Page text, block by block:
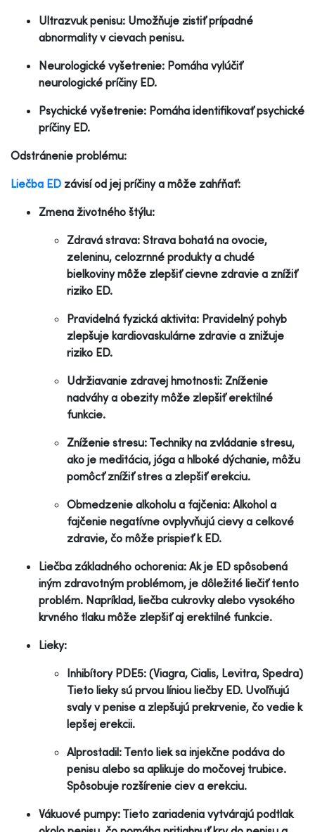
Ultrazvuk penisu: Umožňuje zistiť prípadné
abnormality v cievach penisu.
Neurologické vyšetrenie: Pomáha vylúčiť
neurologické príčiny ED.
Psychické vyšetrenie: Pomáha identifikovať psychické
príčiny ED.
Odstránenie problému:
Liečba ED závisí od jej príčiny a môže zahŕňať:
Zmena životného štýlu:
Zdravá strava: Strava bohatá na ovocie,
zeleninu, celozrnné produkty a chudé
bielkoviny môže zlepšiť cievne zdravie a znížiť
riziko ED.
Pravidelná fyzická aktivita: Pravidelný pohyb
zlepšuje kardiovaskulárne zdravie a znižuje
riziko ED.
Udržiavanie zdravej hmotnosti: Zníženie
nadváhy a obezity môže zlepšiť erektilné
funkcie.
Zníženie stresu: Techniky na zvládanie stresu,
ako je meditácia, jóga a hlboké dýchanie, môžu
pomôcť znížiť stres a zlepšiť erekciu.
Obmedzenie alkoholu a fajčenia: Alkohol a
fajčenie negatívne ovplyvňujú cievy a celkové
zdravie, čo môže prispieť k ED.
Liečba základného ochorenia: Ak je ED spôsobená
iným zdravotným problémom, je dôležité liečiť tento
problém. Napríklad, liečba cukrovky alebo vysokého
krvného tlaku môže zlepšiť aj erektilné funkcie.
Lieky:
Inhibítory PDE5: (Viagra, Cialis, Levitra, Spedra)
Tieto lieky sú prvou líniou liečby ED. Uvoľňujú
svaly v penise a zlepšujú prekrvenie, čo vedie k
lepšej erekcii.
Alprostadil: Tento liek sa injekčne podáva do
penisu alebo sa aplikuje do močovej trubice.
Spôsobuje rozšírenie ciev a erekciu.
Vákuové pumpy: Tieto zariadenia vytvárajú podtlak